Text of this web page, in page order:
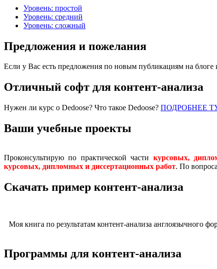
Уровень: простой
Уровень: средний
Уровень: сложный
Предложения и пожелания
Если у Вас есть предложения по новым публикациям на
Отличный софт для контент-анализа
Нужен ли курс о Dedoose? Что такое Dedoose? ПОДРОБНЕЕ
Ваши учебные проекты
Проконсультирую по практической части курсовых,
курсовых, дипломных и диссертационных работ. По
Скачать пример контент-анализа
Моя книга по результатам контент-анализа англоязычного
Программы для контент-анализа